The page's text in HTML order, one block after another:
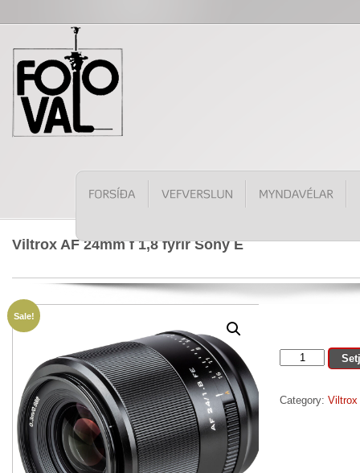
Viltrox AF 24mm f 1,8 fyrir Sony E
Sale!
Viltrox
24mm
Category: Viltrox